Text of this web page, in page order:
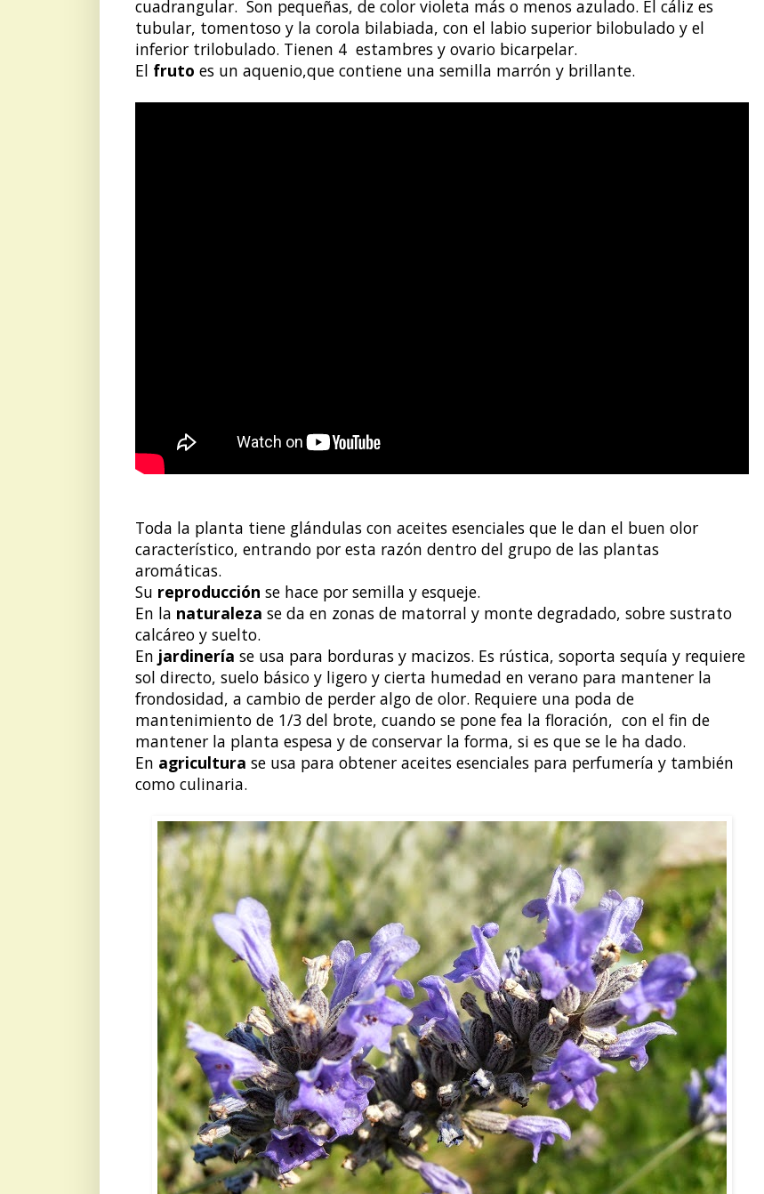
cuadrangular. Son pequeñas, de color violeta más o menos azulado. El cáliz es
tubular, tomentoso y la corola bilabiada, con el labio superior bilobulado y el
inferior trilobulado. Tienen 4 estambres y ovario bicarpelar.
El fruto es un aquenio,que contiene una semilla marrón y brillante.
Toda la planta tiene glándulas con aceites esenciales que le dan el buen olor
característico, entrando por esta razón dentro del grupo de las plantas
aromáticas.
Su reproducción se hace por semilla y esqueje.
En la naturaleza se da en zonas de matorral y monte degradado, sobre sustrato
calcáreo y suelto.
En jardinería se usa para borduras y macizos. Es rústica, soporta sequía y requiere
sol directo, suelo básico y ligero y cierta humedad en verano para mantener la
frondosidad, a cambio de perder algo de olor. Requiere una poda de
mantenimiento de 1/3 del brote, cuando se pone fea la floración, con el fin de
mantener la planta espesa y de conservar la forma, si es que se le ha dado.
En agricultura se usa para obtener aceites esenciales para perfumería y también
como culinaria.